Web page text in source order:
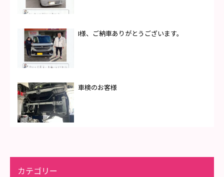
I様、ご納車ありがとうございます。
車検のお客様
カテゴリー